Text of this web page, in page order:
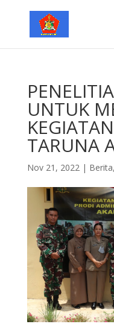
UNTUK
TARUNA
Nov 21, 2022| Berita,